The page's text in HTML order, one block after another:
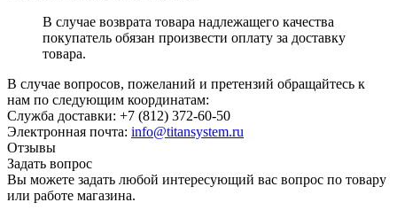
В случае возврата товара надлежащего качества
покупатель обязан произвести оплату за доставку
товара.
В случае вопросов, пожеланий и претензий обращайтесь к
нам по следующим координатам:
Служба доставки: +7 (812) 372-60-50
Электронная почта: info@titansystem.ru
Отзывы
Задать вопрос
Вы можете задать любой интересующий вас вопрос по товару
или работе магазина.